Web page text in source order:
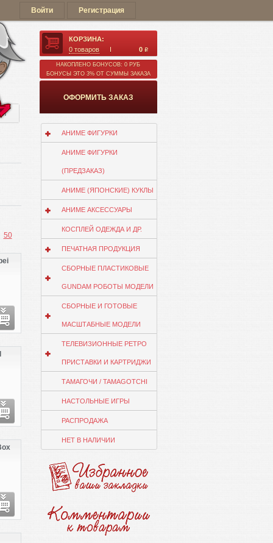
Войти Регистрация
КОРЗИНА:
0товаров 0 q
НАКОПЛЕНО БОНУСОВ: 0 РУБ
БОНУСЫ ЭТО 3% ОТ СУММЫ ЗАКАЗА
ОФОРМИТЬ ЗАКАЗ
50
АНИМЕ ФИГУРКИ
АНИМЕ ФИГУРКИ
(ПРЕДЗАКАЗ)
АНИМЕ (ЯПОНСКИЕ) КУКЛЫ
АНИМЕ АКСЕССУАРЫ
КОСПЛЕЙ ОДЕЖДА И ДР.
ПЕЧАТНАЯ ПРОДУКЦИЯ
СБОРНЫЕ ПЛАСТИКОВЫЕ
GUNDAM РОБОТЫ МОДЕЛИ
СБОРНЫЕ И ГОТОВЫЕ
МАСШТАБНЫЕ МОДЕЛИ
ТЕЛЕВИЗИОННЫЕ РЕТРО
ПРИСТАВКИ И КАРТРИДЖИ
ТАМАГОЧИ / TAMAGOTCHI
НАСТОЛЬНЫЕ ИГРЫ
РАСПРОДАЖА
НЕТ В НАЛИЧИИ